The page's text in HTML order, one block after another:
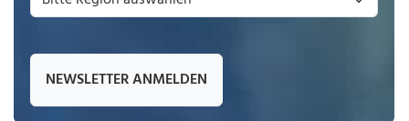
NEWSLETTER ANMELDEN